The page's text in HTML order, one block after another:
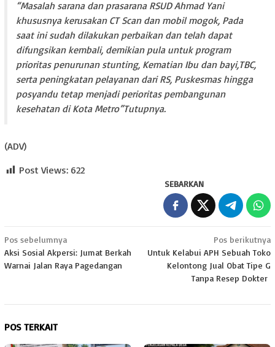
“Masalah sarana dan prasarana RSUD Ahmad Yani
khususnya kerusakan CT Scan dan mobil mogok, Pada
saat ini sudah dilakukan perbaikan dan telah dapat
difungsikan kembali, demikian pula untuk program
prioritas penurunan stunting, Kematian Ibu dan bayi,TBC,
serta peningkatan pelayanan dari RS, Puskesmas hingga
posyandu tetap menjadi perioritas pembangunan
kesehatan di Kota Metro”Tutupnya.
(ADV)
Post Views: 622
SEBARKAN
Navigasi
pos
Pos sebelumnya
Aksi Sosial Akpersi: Jumat Berkah
Warnai Jalan Raya Pagedangan
Pos berikutnya
Untuk Kelabui APH Sebuah Toko
Kelontong Jual Obat Tipe G
Tanpa Resep Dokter
POS TERKAIT